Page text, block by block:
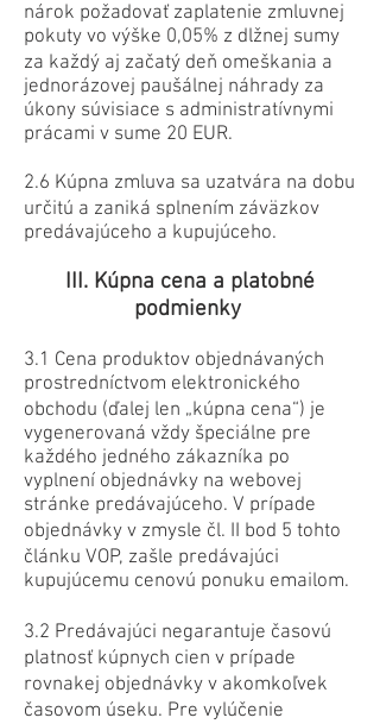
nárok požadovať zaplatenie zmluvnej
pokuty vo výške 0,05% z dlžnej sumy
za každý aj začatý deň omeškania a
jednorázovej paušálnej náhrady za
úkony súvisiace s administratívnymi
prácami v sume 20 EUR.
2.6 Kúpna zmluva sa uzatvára na dobu
určitú a zaniká splnením záväzkov
predávajúceho a kupujúceho.
III. Kúpna cena a platobné
podmienky
3.1 Cena produktov objednávaných
prostredníctvom elektronického
obchodu (ďalej len „kúpna cena“) je
vygenerovaná vždy špeciálne pre
každého jedného zákazníka po
vyplnení objednávky na webovej
stránke predávajúceho. V prípade
objednávky v zmysle čl. II bod 5 tohto
článku VOP, zašle predávajúci
kupujúcemu cenovú ponuku emailom.
3.2 Predávajúci negarantuje časovú
platnosť kúpnych cien v prípade
rovnakej objednávky v akomkoľvek
časovom úseku. Pre vylúčenie